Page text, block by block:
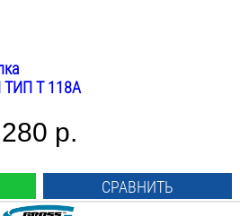
ТИП T 118A
280 р.
СРАВНИТЬ